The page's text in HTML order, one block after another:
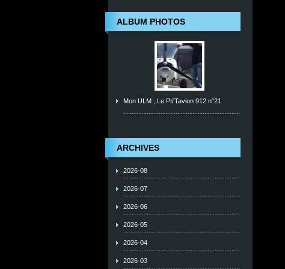
ALBUM PHOTOS
Mon ULM , Le Pti'Tavion 912 n°21
ARCHIVES
2026-08
2026-07
2026-06
2026-05
2026-04
2026-03